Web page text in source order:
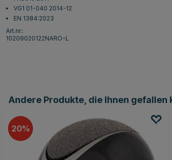
VG1 01-040 2014-12
EN 1384:2023
Art.nr.:
10209020122NARO-L
Andere Produkte, die Ihnen gefallen
20